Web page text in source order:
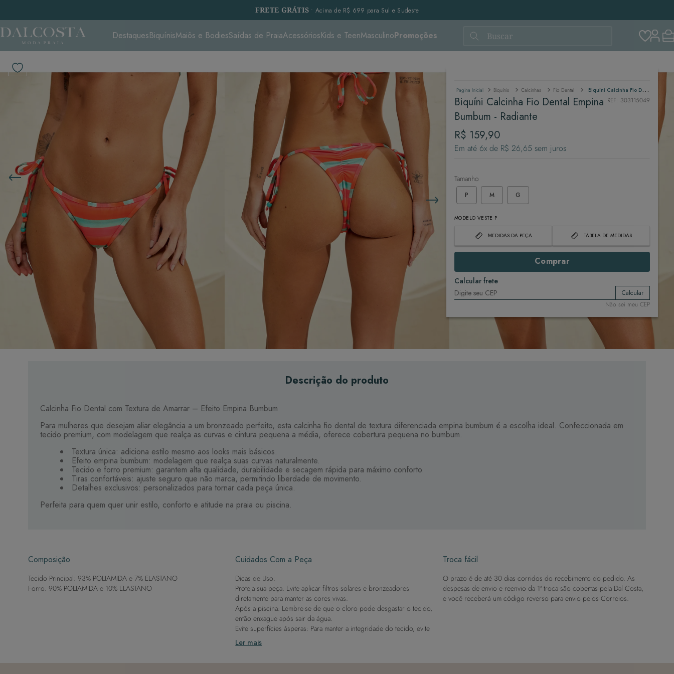
FRETE GRÁTIS • Acima de R$ 699 para Sul e Sudeste
DestaquesBiquínisMaiôs e BodiesSaídas de PraiaAcessóriosKids e TeenMasculinoPromoções Buscar
Biquínis Calcinhas Fio Dental Biquíni Calcinha Fio Dental Empina Bumbum - Radiante
Biquíni Calcinha Fio Dental Empina
Bumbum - Radiante
R$ 159,90
Em até 6x de R$ 26,65 sem juros
REF: 303115049
Tamanho
P M G
MODELO VESTE P
MEDIDAS DA PEÇA TABELA DE MEDIDAS
Comprar
Calcular frete
Calcular
Não sei meu CEP
Descrição do produto
Calcinha Fio Dental com Textura de Amarrar – Efeito Empina Bumbum
Para mulheres que desejam aliar elegância a um bronzeado perfeito, esta calcinha fio dental de textura diferenciada empina bumbum é a escolha ideal. Confeccionada em
tecido premium, com modelagem que realça as curvas e cintura pequena a média, oferece cobertura pequena no bumbum.
Textura única: adiciona estilo mesmo aos looks mais básicos.
Efeito empina bumbum: modelagem que realça suas curvas naturalmente.
Tecido e forro premium: garantem alta qualidade, durabilidade e secagem rápida para máximo conforto.
Tiras confortáveis: ajuste seguro que não marca, permitindo liberdade de movimento.
Detalhes exclusivos: personalizados para tornar cada peça única.
Perfeita para quem quer unir estilo, conforto e atitude na praia ou piscina.
Composição
Tecido Principal: 93% POLIAMIDA e 7% ELASTANO
Forro: 90% POLIAMIDA e 10% ELASTANO
Cuidados Com a Peça
Dicas de Uso:
Proteja sua peça: Evite aplicar filtros solares e bronzeadores
diretamente para manter as cores vivas.
Após a piscina: Lembre-se de que o cloro pode desgastar o tecido,
então enxague após sair da água.
Evite superfícies ásperas: Para manter a integridade do tecido, evite
contato com superfícies rugosas.
Ler mais
Troca fácil
O prazo é de até 30 dias corridos do recebimento do pedido. As
despesas de envio e reenvio da 1ª troca são cobertas pela Dal Costa,
e você receberá um código reverso para envio pelos Correios.